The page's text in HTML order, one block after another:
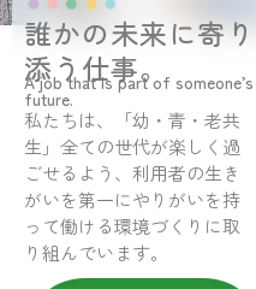
誰かの未来に寄り
添う仕事。
A job that is part of someone’s
future.
私たちは、「幼・青・老共
生」全ての世代が楽しく過
ごせるよう、利用者の生き
がいを第一にやりがいを持
って働ける環境づくりに取
り組んでいます。